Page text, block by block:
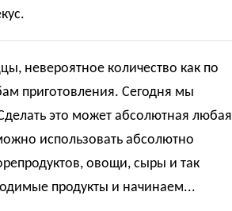
невероятное количество как по
приготовления. Сегодня мы
это может абсолютная любая
использовать абсолютно
овощи, сыры и так
продукты и начинаем...